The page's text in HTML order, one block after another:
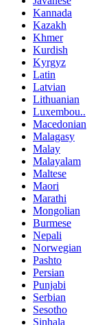
Kannada
Kazakh
Khmer
Kurdish
Kyrgyz
Latin
Latvian
Lithuanian
Luxembou..
Macedonian
Malagasy
Malay
Malayalam
Maltese
Maori
Marathi
Mongolian
Burmese
Nepali
Norwegian
Pashto
Persian
Punjabi
Serbian
Sesotho
Sinhala